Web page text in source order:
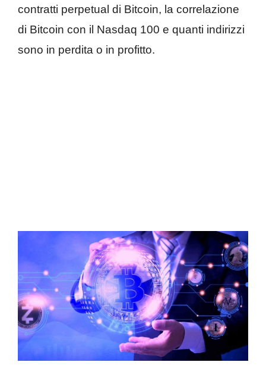
contratti perpetual di Bitcoin, la correlazione
di Bitcoin con il Nasdaq 100 e quanti indirizzi
sono in perdita o in profitto.